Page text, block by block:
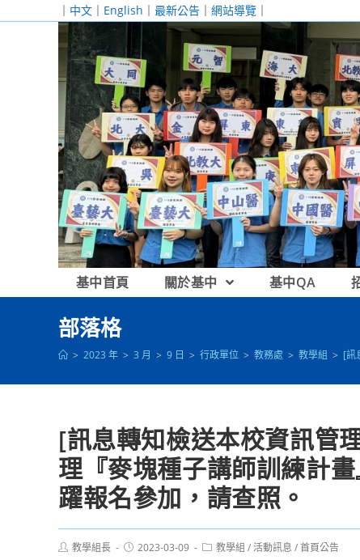
｜ 中文 ｜ English ｜ 最新公告 ｜ 網站導覽 ｜
基中首頁 關於基中 基中QA
部落格
> 2023 年 > 3 月 > 9 日 > 行政單位 > 教務處 > 教學組 > [訊
[訊息轉知檢送本校資訊管
理『麥塊種子講師訓練計
躍報名參加，請查照。
Post教學組長
Post2023-03-09
Post教學組 /活動訊息 /首頁公告